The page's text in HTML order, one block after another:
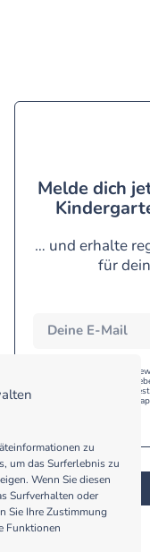
zu
um das Surferlebnis zu
Wenn Sie diesen
Surfverhalten oder
Sie Ihre Zustimmung
Funktionen
Melde dich
… und erhalte
für
Eine Abmeldung vom
nicht an Dritte
Widerrufshinweise
Formular wird durch